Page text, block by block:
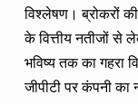
विश्लेषण। ब्रोकरों
के वित्तीय नतीजों से
भविष्य तक का
जीपीटी पर कंपनी का